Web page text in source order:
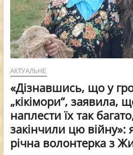
АКТУАЛЬНЕ
«Дізнавшись, що у
„кікімори“, заявила,
наплести їх так
закінчили цю війну»:
річна волонтерка з